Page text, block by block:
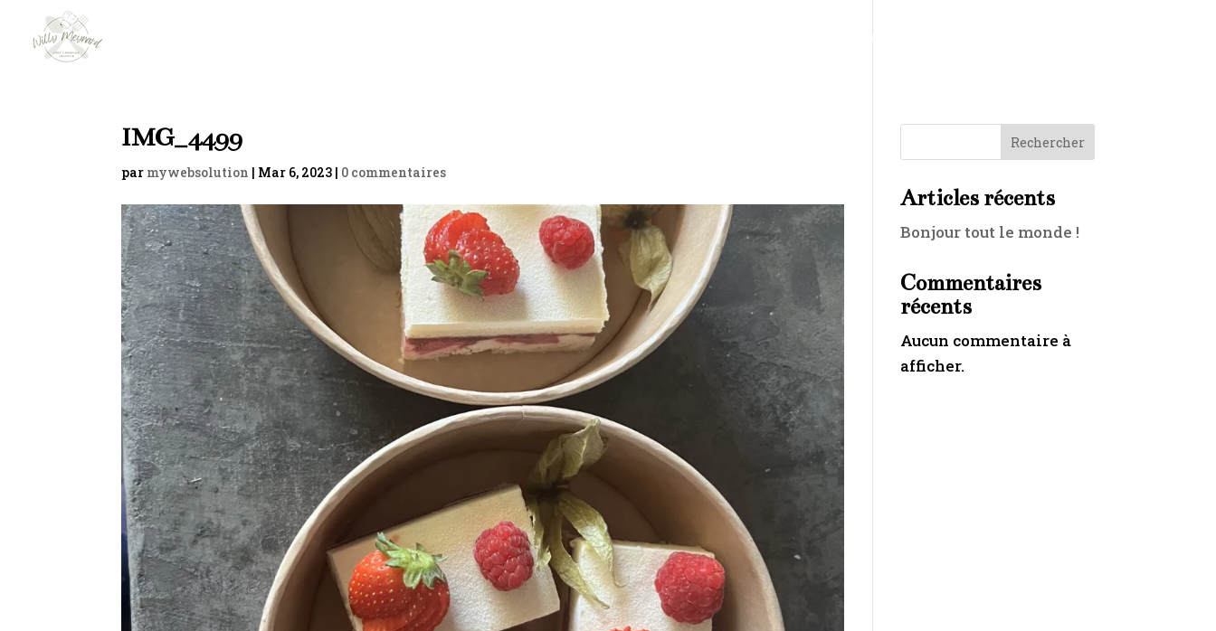
Prestations
IMG_4499
par mywebsolution | Mar 6, 2023 | 0 commentaires
Rechercher
Articles récents
Bonjour tout le monde !
Commentaires
récents
Aucun commentaire à
afficher.